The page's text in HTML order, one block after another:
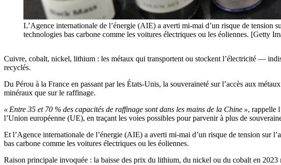
L’Agence internationale de l’énergie (AIE) a averti mi-mai d’un risque de tension
technologies bas carbone comme les voitures électriques ou les éoliennes. [Getty
Cuivre, cobalt, nickel, lithium : les métaux qui transportent ou stockent l’électricité —
recyclés.
Du Pérou à la France en passant par les États-Unis, la souveraineté sur l’accès aux
minéraux que sur le raffinage.
« Entre 35 et 70 % des capacités de raffinage sont dans les mains de la Chine », rappelle
l’Union européenne (UE), en traçant les voies possibles pour parvenir à plus de
Et l’Agence internationale de l’énergie (AIE) a averti mi-mai d’un risque de tension sur
bas carbone comme les voitures électriques ou les éoliennes.
Raison principale invoquée : la baisse des prix du lithium, du nickel ou du cobalt en 2023